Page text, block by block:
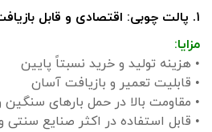
۱. پالت چوبی: اقتصادی و قابل بازیافت
مزایا:
• هزینه تولید و خرید نسبتاً پایین
• قابلیت تعمیر و بازیافت آسان
• مقاومت بالا در حمل بارهای
• قابل استفاده در اکثر صنایع سنتی